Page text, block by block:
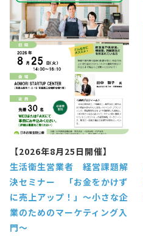
【2026年8月25日開催】
生活衛生営業者 経営課題解
決セミナー 「お金をかけず
に売上アップ！」～小さな企
業のためのマーケティング入
門～